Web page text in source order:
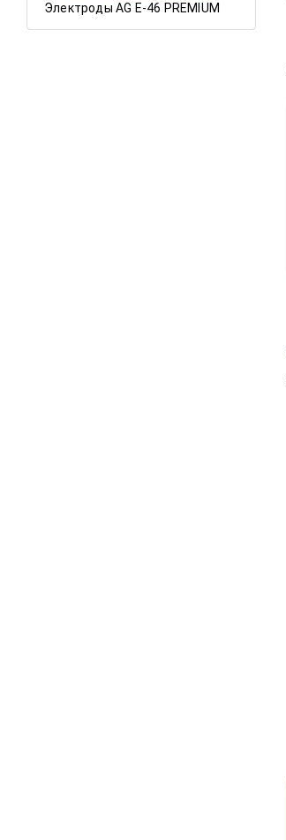
Электроды AG E-46 PREMIUM